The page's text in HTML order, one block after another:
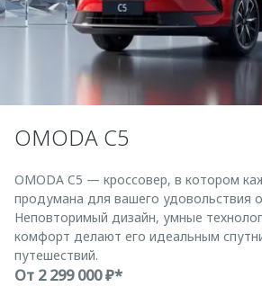
OMODA C5
OMODA C5 — кроссовер, в котором
продумана для вашего удовольствия
Неповторимый дизайн, умные
комфорт делают его идеальным
путешествий.
От 2 299 000 ₽*